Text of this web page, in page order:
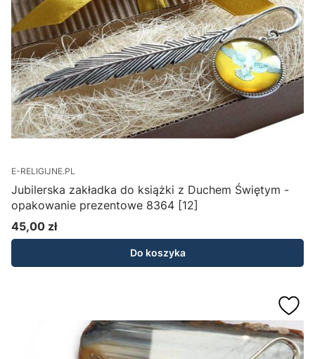
E-RELIGIJNE.PL
Jubilerska zakładka do książki z Duchem Świętym -
opakowanie prezentowe 8364 [12]
Cena
45,00 zł
Do koszyka